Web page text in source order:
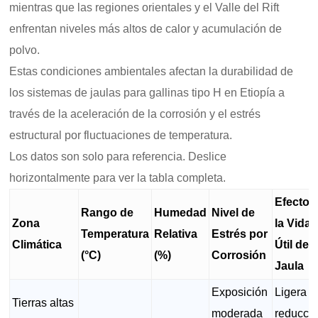
mientras que las regiones orientales y el Valle del Rift
enfrentan niveles más altos de calor y acumulación de
polvo.
Estas condiciones ambientales afectan la durabilidad de
los sistemas de jaulas para gallinas tipo H en Etiopía a
través de la aceleración de la corrosión y el estrés
estructural por fluctuaciones de temperatura.
Los datos son solo para referencia. Deslice
horizontalmente para ver la tabla completa.
Zona
Climática
Rango de
Temperatura
(°C)
Humedad
Relativa
(%)
Nivel de
Estrés por
Corrosión
Efecto
la Vida
Útil de
Jaula
Tierras altas
Exposición
moderada
Ligera